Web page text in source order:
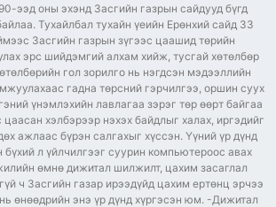
ээд оны эхэнд Засгийн газрын сайдууд бүгд
Тухайлбал тухайн үеийн Ерөнхий сайд 33
Засгийн газрын зүгээс цаашид төрийн
эрс шийдэмгий алхам хийж, тусгай хөтөлбөр
гол зорилго нь нэгдсэн мэдээллийн
гадна төрсний гэрчилгээ, оршин суух
үнэмлэхийн лавлагаа зэрэг төр өөрт байгаа
хэлбэрээр нэхэх байдлыг халах, иргэдийг
ажлаас бүрэн салгахыг хүссэн. Үүний үр дүнд
бүхий л үйлчилгээг суурин компьютероос авах
өмнө дижитал шилжилт, цахим засаглал
ч Засгийн газар ирээдүйд цахим ертөнц эрчээ
өнөөдрийн энэ үр дүнд хүргэсэн юм. -Дижитал